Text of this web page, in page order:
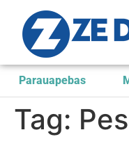
Parauapebas
Tag: